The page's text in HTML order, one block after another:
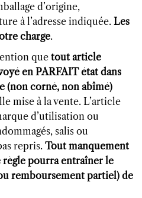
d’origine,
à l’adresse indiquée. Les
charge.
quetout article
en PARFAIT état dans
(non corné, non abîmé)
mise à la vente. L’article
d’utilisation ou
salis ou
repris. Tout manquement
règle pourra entraîner le
remboursement partiel) de